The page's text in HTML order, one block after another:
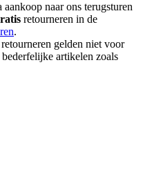
naar ons terugsturen
retourneren in de
.
gelden niet voor
artikelen zoals